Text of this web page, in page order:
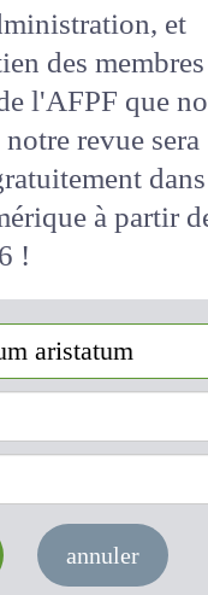
de notre
et
des
l'AFPF que
notre revue
!